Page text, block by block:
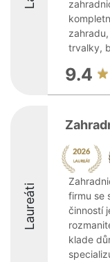
trvalky,
9.4
Laureáti
firmu se
činností
klade